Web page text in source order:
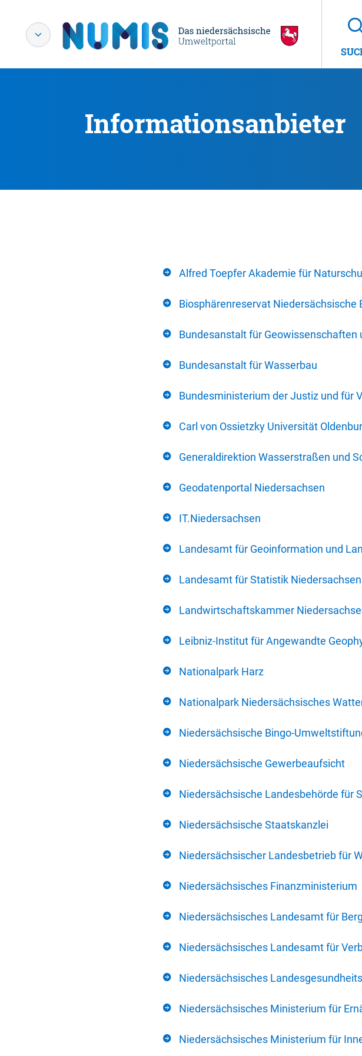
Informationsanbieter
Alfred Toepfer Akademie für
Biosphärenreservat Niedersächsische
Bundesanstalt für Geowissenschaften
Bundesanstalt für Wasserbau
Bundesministerium der Justiz und für
Carl von Ossietzky Universität
Generaldirektion Wasserstraßen und
Geodatenportal Niedersachsen
IT.Niedersachsen
Landesamt für Geoinformation und
Landesamt für Statistik Niedersachsen
Landwirtschaftskammer
Leibniz-Institut für Angewandte
Nationalpark Harz
Nationalpark Niedersächsisches
Niedersächsische Bingo-
Niedersächsische Gewerbeaufsicht
Niedersächsische Landesbehörde für
Niedersächsische Staatskanzlei
Niedersächsischer Landesbetrieb für
Niedersächsisches Finanzministerium
Niedersächsisches Landesamt für
Niedersächsisches Landesamt für
Niedersächsisches
Niedersächsisches Ministerium für
Niedersächsisches Ministerium für